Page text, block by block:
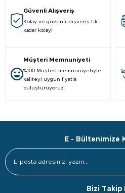
Güvenli Alışveriş
Kolay ve güvenli alışveriş tık
kadar kolay!
Müşteri Memnuniyeti
%100 Müşteri memnuniyetiyle
kaliteyi uygun fiyatla
buluşturuyoruz.
E - Bültenimize
Bizi Takip